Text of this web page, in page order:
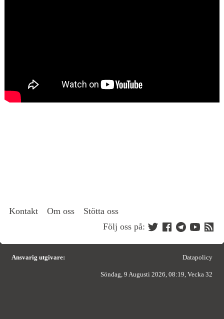
Kontakt Om oss
Stötta oss
Följ oss på:
Ansvarig utgivare: Datapolicy
Söndag, 9 Augusti 2026, 08:19, Vecka 32